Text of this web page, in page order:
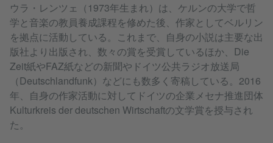
ウラ・レンツェ（1973年生まれ）は、ケルンの大学で哲
学と音楽の教員養成課程を修めた後、作家としてベルリン
を拠点に活動している。これまで、自身の小説は主要な出
版社より出版され、数々の賞を受賞しているほか、Die
Zeit紙やFAZ紙などの新聞やドイツ公共ラジオ放送局
（Deutschlandfunk）などにも数多く寄稿している。2016
年、自身の作家活動に対してドイツの企業メセナ推進団体
Kulturkreis der deutschen Wirtschaftの文学賞を授与され
た。